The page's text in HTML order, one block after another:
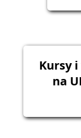
Kursy
na